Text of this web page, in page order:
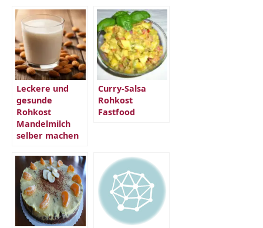
Leckere und
gesunde
Rohkost
Mandelmilch
selber machen
Curry-Salsa
Rohkost
Fastfood